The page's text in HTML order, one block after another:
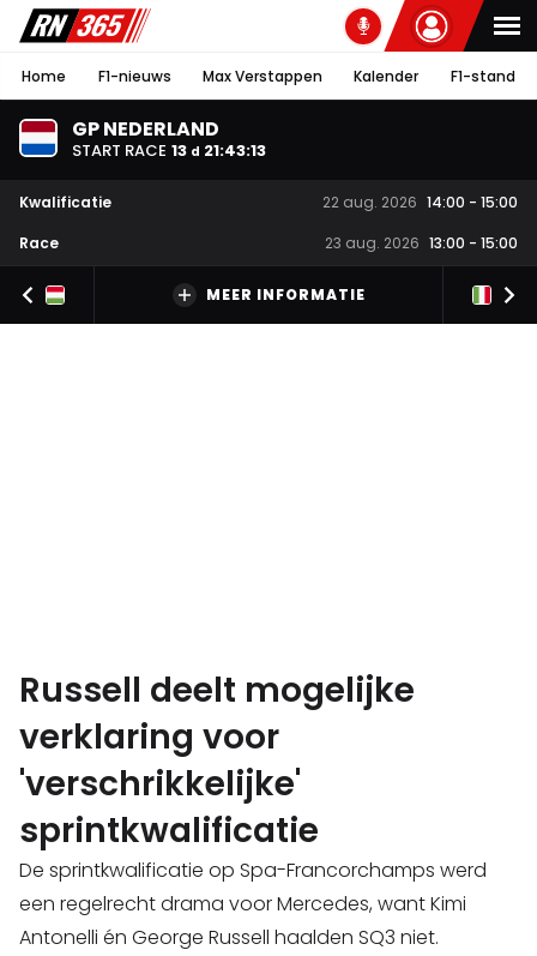
Home F1-nieuws Max Verstappen Kalender F1-stand
GP NEDERLAND
START RACE 13 d 21:43:13
Kwalificatie 22 aug. 2026 14:00 - 15:00
Race
23 aug. 2026 13:00 - 15:00
MEER INFORMATIE
Russell deelt mogelijke
verklaring voor
'verschrikkelijke'
sprintkwalificatie
De sprintkwalificatie op Spa-Francorchamps werd
een regelrecht drama voor Mercedes, want Kimi
Antonelli én George Russell haalden SQ3 niet.